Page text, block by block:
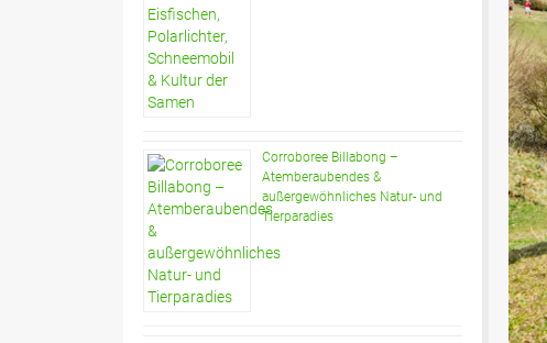
Corroboree Billabong –
Atemberaubendes &
außergewöhnliches Natur- und
Tierparadies